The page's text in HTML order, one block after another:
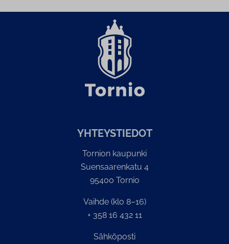
YH­TEYS­TIE­DOT
Tornion kaupunki
Suensaarenkatu 4
95400 Tornio
Vaihde (klo 8–16)
+ 358 16 432 11
Sähköposti